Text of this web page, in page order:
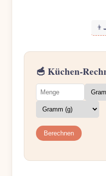
🥣 Küchen-
Berechnen